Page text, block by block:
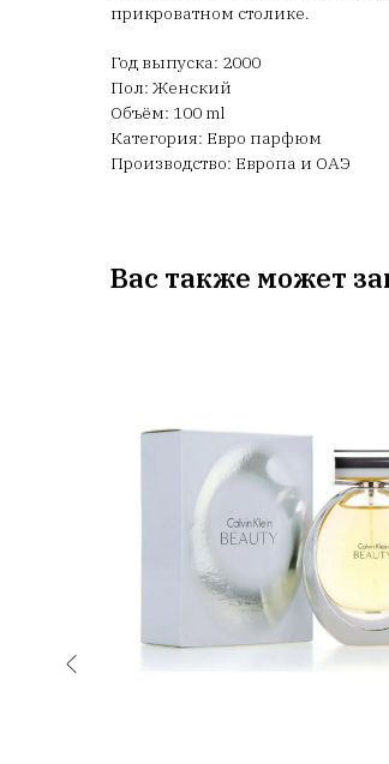
прикроватном столике.
Год выпуска: 2000
Пол: Женский
Объём: 100 ml
Категория: Евро парфюм
Производство: Европа и ОАЭ
Вас также может